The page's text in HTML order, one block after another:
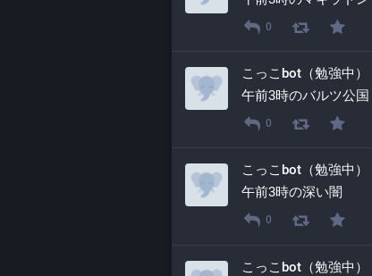
0
こっこbot（勉強中）
午前3時のバルツ公国
0
こっこbot（勉強中）
午前3時の深い闇
0
こっこbot（勉強中）